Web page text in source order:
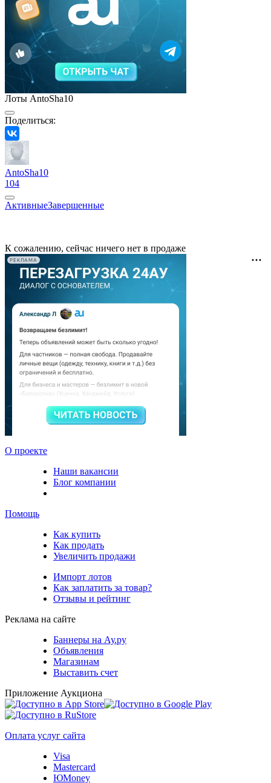
Лоты AntoSha10
Поделиться:
AntoSha10
104
АктивныеЗавершенные
К сожалению, сейчас ничего нет в продаже
РЕКЛАМА
О проекте
Наши вакансии
Блог компании
Помощь
Как купить
Как продать
Увеличить продажи
Импорт лотов
Как заплатить за товар?
Отзывы и рейтинг
Реклама на сайте
Баннеры на Ау.ру
Объявления
Магазинам
Выставить счет
Приложение Аукциона
Оплата услуг сайта
Visa
Mastercard
ЮMoney